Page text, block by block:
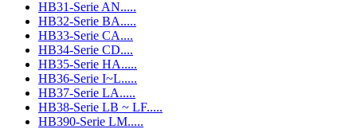
HB31-Serie AN.....
HB32-Serie BA.....
HB33-Serie CA....
HB34-Serie CD....
HB35-Serie HA.....
HB36-Serie I~L.....
HB37-Serie LA.....
HB38-Serie LB ~ LF.....
HB390-Serie LM.....